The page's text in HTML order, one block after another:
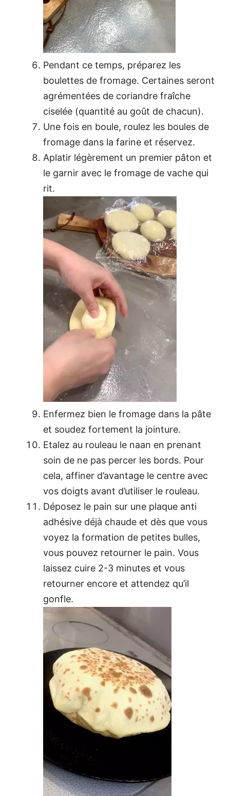
Pendant ce temps, préparez les
boulettes de fromage. Certaines seront
agrémentées de coriandre fraîche
ciselée (quantité au goût de chacun).
Une fois en boule, roulez les boules de
fromage dans la farine et réservez.
Aplatir légèrement un premier pâton et
le garnir avec le fromage de vache qui
rit.
Enfermez bien le fromage dans la pâte
et soudez fortement la jointure.
Etalez au rouleau le naan en prenant
soin de ne pas percer les bords. Pour
cela, affiner d’avantage le centre avec
vos doigts avant d’utiliser le rouleau.
Déposez le pain sur une plaque anti
adhésive déjà chaude et dès que vous
voyez la formation de petites bulles,
vous pouvez retourner le pain. Vous
laissez cuire 2-3 minutes et vous
retourner encore et attendez qu’il
gonfle.